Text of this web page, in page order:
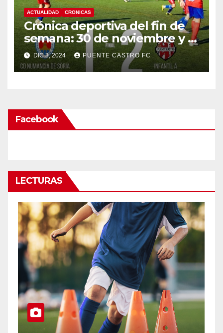
ACTUALIDAD CRONICAS
Crónica deportiva del fin de
semana: 30 de noviembre y 1
de diciembre
DIC 3, 2024 PUENTE CASTRO FC
Facebook
LECTURAS